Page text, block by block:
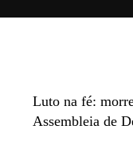
Luto na fé:
Assembleia de